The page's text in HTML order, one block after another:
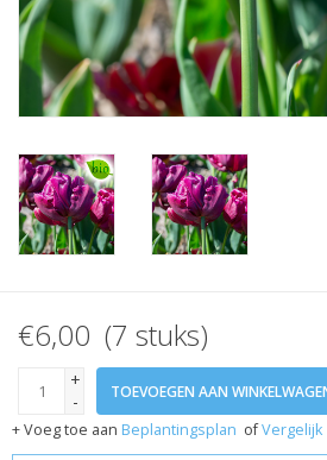
Onze tuinen!
Sterke Bollen Dagen
Nieuws
€6,00 (7 stuks)
+
-
TOEVOEGEN AAN
+ Voeg toe aan Beplantingsplan ofVergelijk